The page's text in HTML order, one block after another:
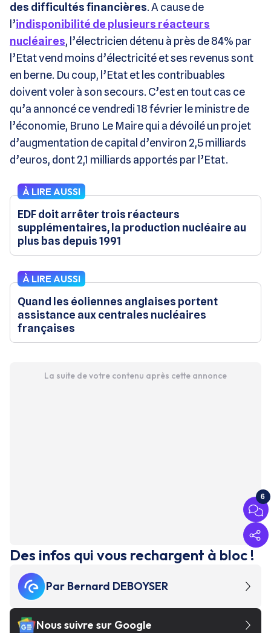
des difficultés financières. A cause de
l’indisponibilité de plusieurs réacteurs
nucléaires, l’électricien détenu à près de 84% par
l’Etat vend moins d’électricité et ses revenus sont
en berne. Du coup, l’Etat et les contribuables
doivent voler à son secours. C’est en tout cas ce
qu’a annoncé ce vendredi 18 février le ministre de
l’économie, Bruno Le Maire qui a dévoilé un projet
d’augmentation de capital d’environ 2,5 milliards
d’euros, dont 2,1 milliards apportés par l’Etat.
À LIRE AUSSI
EDF doit arrêter trois réacteurs
supplémentaires, la production nucléaire au
plus bas depuis 1991
À LIRE AUSSI
Quand les éoliennes anglaises portent
assistance aux centrales nucléaires
françaises
La suite de votre contenu après cette annonce
6
Des infos qui vous rechargent à bloc !
Par Bernard DEBOYSER
Nous suivre sur Google